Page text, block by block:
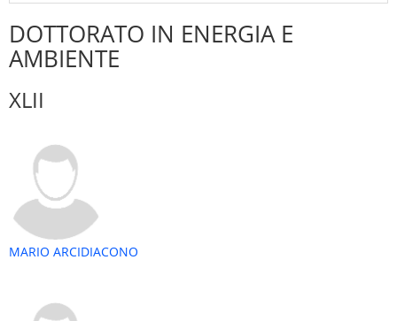
DOTTORATO IN ENERGIA E
AMBIENTE
XLII
MARIO ARCIDIACONO